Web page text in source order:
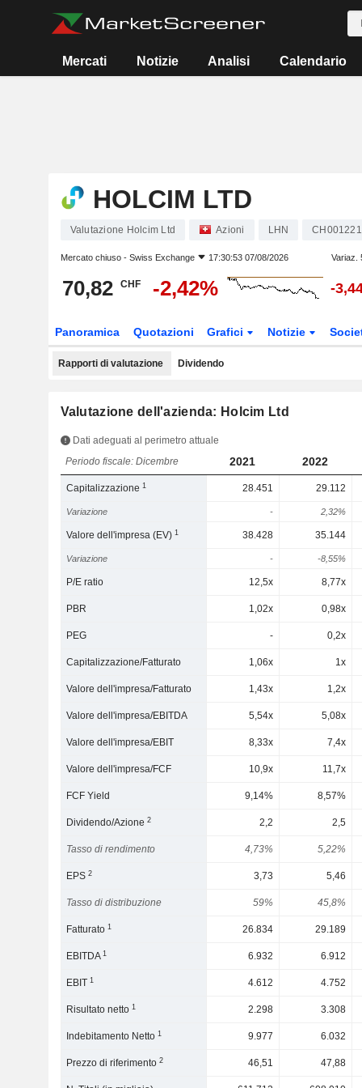
Mercati Notizie Analisi Calendario
HOLCIM LTD
Valutazione Holcim Ltd Azioni LHN
Mercato chiuso - Swiss Exchange 17:30:53 07/08/2026 Variaz.
70,82 CHF -2,42% -
Panoramica Quotazioni Grafici Notizie
Rapporti di valutazione Dividendo
Valutazione dell'azienda: Holcim Ltd
Dati adeguati al perimetro attuale
Periodo fiscale: Dicembre
2021 2022
Capitalizzazione1 28.451 29.112
Variazione - 2,32%
Valore dell'impresa (EV)1 38.428 35.144
Variazione - -8,55%
P/E ratio 12,5x 8,77x
PBR 1,02x 0,98x
PEG - 0,2x
Capitalizzazione/Fatturato 1,06x 1x
Valore dell'impresa/Fatturato 1,43x 1,2x
Valore dell'impresa/EBITDA 5,54x 5,08x
Valore dell'impresa/EBIT 8,33x 7,4x
Valore dell'impresa/FCF 10,9x 11,7x
FCF Yield 9,14% 8,57%
Dividendo/Azione2 2,2 2,5
Tasso di rendimento 4,73% 5,22%
EPS2 3,73 5,46
Tasso di distribuzione 59% 45,8%
Fatturato1 26.834 29.189
EBITDA1 6.932 6.912
EBIT1 4.612 4.752
Risultato netto1 2.298 3.308
Indebitamento Netto1 9.977 6.032
Prezzo di riferimento2 46,51 47,88